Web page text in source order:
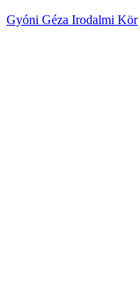
Gyóni Géza Irodalmi Kör